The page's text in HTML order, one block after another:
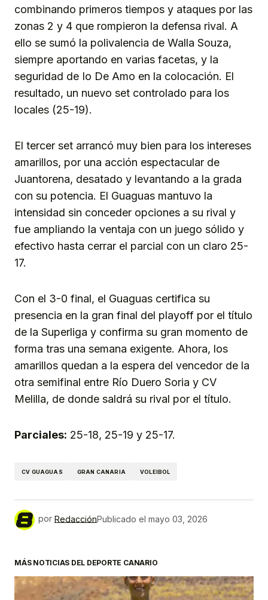
combinando primeros tiempos y ataques por las
zonas 2 y 4 que rompieron la defensa rival. A
ello se sumó la polivalencia de Walla Souza,
siempre aportando en varias facetas, y la
seguridad de Io De Amo en la colocación. El
resultado, un nuevo set controlado para los
locales (25-19).
El tercer set arrancó muy bien para los intereses
amarillos, por una acción espectacular de
Juantorena, desatado y levantando a la grada
con su potencia. El Guaguas mantuvo la
intensidad sin conceder opciones a su rival y
fue ampliando la ventaja con un juego sólido y
efectivo hasta cerrar el parcial con un claro 25-
17.
Con el 3-0 final, el Guaguas certifica su
presencia en la gran final del playoff por el título
de la Superliga y confirma su gran momento de
forma tras una semana exigente. Ahora, los
amarillos quedan a la espera del vencedor de la
otra semifinal entre Río Duero Soria y CV
Melilla, de donde saldrá su rival por el título.
Parciales: 25-18, 25-19 y 25-17.
CV GUAGUAS GRAN CANARIA VOLEIBOL
por RedacciónPublicado el mayo 03, 2026
MÁS NOTICIAS DEL DEPORTE CANARIO